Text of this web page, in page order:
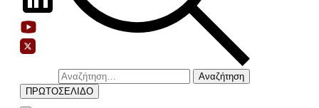
Αναζήτηση
για:
ΠΡΩΤΟΣΕΛΙΔΟ